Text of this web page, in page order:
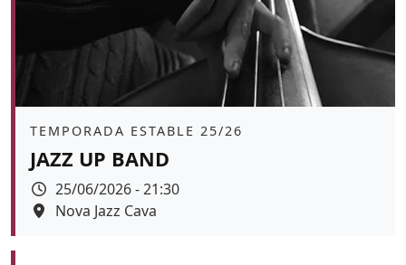
Àmbit
TEMPORADA ESTABLE 25/26
JAZZ UP BAND
Data
25/06/2026 - 21:30
Espai
Nova Jazz Cava